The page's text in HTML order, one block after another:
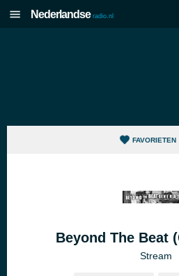
Nederlandse radio.nl
FAVORIETEN
Beyond The Beat
Stream